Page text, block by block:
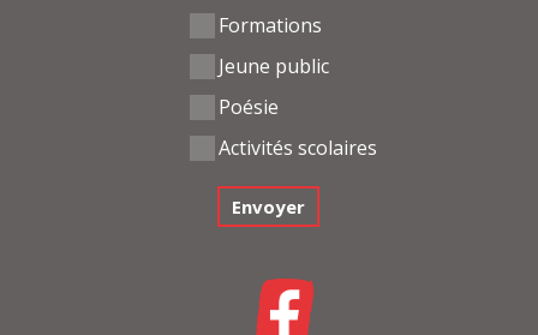
Formations
Jeune public
Poésie
Activités scolaires